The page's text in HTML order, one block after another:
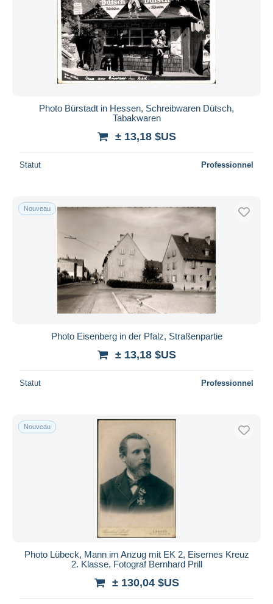
Photo Bürstadt in Hessen, Schreibwaren Dütsch,
Tabakwaren
± 13,18 $US
Statut Professionnel
Nouveau
Photo Eisenberg in der Pfalz, Straßenpartie
± 13,18 $US
Statut Professionnel
Nouveau
Photo Lübeck, Mann im Anzug mit EK 2, Eisernes Kreuz
2. Klasse, Fotograf Bernhard Prill
± 130,04 $US